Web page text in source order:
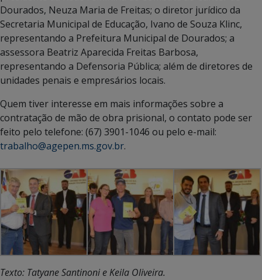
Dourados, Neuza Maria de Freitas; o diretor jurídico da
Secretaria Municipal de Educação, Ivano de Souza Klinc,
representando a Prefeitura Municipal de Dourados; a
assessora Beatriz Aparecida Freitas Barbosa,
representando a Defensoria Pública; além de diretores de
unidades penais e empresários locais.
Quem tiver interesse em mais informações sobre a
contratação de mão de obra prisional, o contato pode ser
feito pelo telefone: (67) 3901-1046 ou pelo e-mail:
trabalho@agepen.ms.gov.br.
Texto: Tatyane Santinoni e Keila Oliveira.